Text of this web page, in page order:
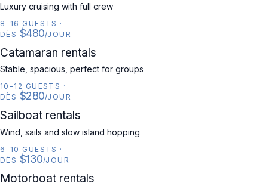
Luxury cruising with full crew
8–16 GUESTS ·
DÈS $480/JOUR
CATAMARAN
Catamaran rentals
Stable, spacious, perfect for groups
10–12 GUESTS ·
DÈS $280/JOUR
SAILBOAT
Sailboat rentals
Wind, sails and slow island hopping
6–10 GUESTS ·
DÈS $130/JOUR
MOTORBOAT
Motorboat rentals